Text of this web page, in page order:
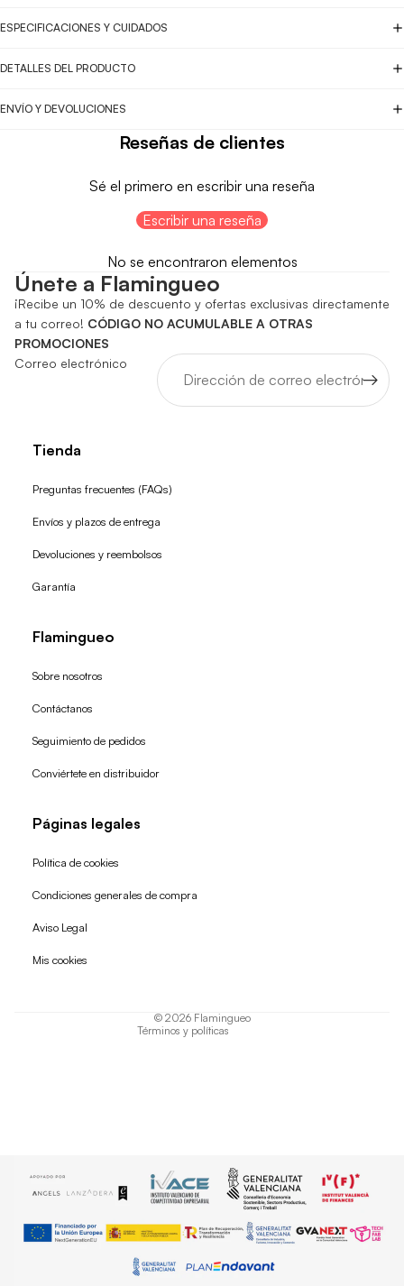
ESPECIFICACIONES Y CUIDADOS
DETALLES DEL PRODUCTO
ENVÍO Y DEVOLUCIONES
Reseñas de clientes
Sé el primero en escribir una reseña
Escribir una reseña
No se encontraron elementos
Únete a Flamingueo
¡Recibe un 10% de descuento y ofertas exclusivas directamente
a tu correo! CÓDIGO NO ACUMULABLE A OTRAS
PROMOCIONES
Correo electrónico
Tienda
Preguntas frecuentes (FAQs)
Envíos y plazos de entrega
Devoluciones y reembolsos
Garantía
Flamingueo
Sobre nosotros
Contáctanos
Seguimiento de pedidos
Conviértete en distribuidor
Páginas legales
Política de cookies
Condiciones generales de compra
Aviso Legal
Mis cookies
© 2026 Flamingueo
Términos y políticas